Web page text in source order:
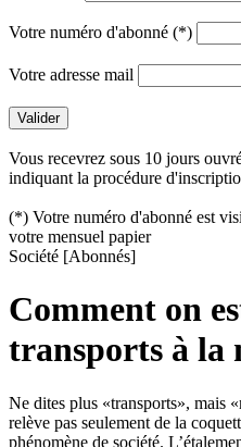
Votre numéro d'abonné (*)
Votre adresse mail
Vous recevrez sous 10 jours
indiquant la procédure
(*) Votre numéro d'abonné est
votre mensuel papier
Société [Abonnés]
Comment on
transports à la
Ne dites plus «transports», mais
relève pas seulement de la
phénomène de société.